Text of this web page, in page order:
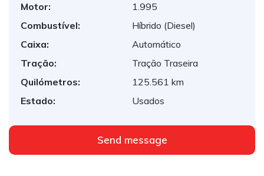
Motor:
1.995
Combustível:
Híbrido (Diesel)
Caixa:
Automático
Tração:
Tração Traseira
Quilómetros:
125.561 km
Estado:
Usados
Send message